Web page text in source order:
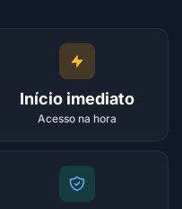
Início imediato
Acesso na hora